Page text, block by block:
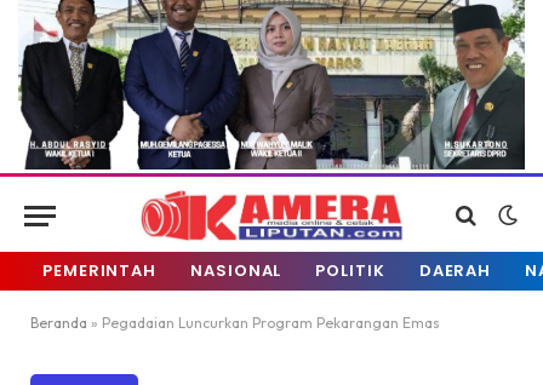
PEMERINTAH NASIONAL POLITIK DAERAH
Beranda » Pegadaian Luncurkan Program Pekarangan Emas